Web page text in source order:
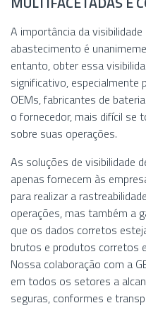
A importância da
abastecimento é
entanto, obter essa
significativo, especialmente
OEMs, fabricantes de
o fornecedor, mais difícil se
sobre suas operações.
As soluções de visibilidade
apenas fornecem às
para realizar a
operações, mas também a
que os dados corretos
brutos e produtos corretos
Nossa colaboração com a
em todos os setores a
seguras, conformes e